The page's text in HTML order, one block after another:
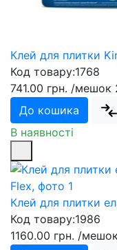
Клей для плитки
Код товару:1768
741.00 грн. /мешок
До кошика
В наявності
Клей для плитки
Код товару:1986
1160.00 грн. /